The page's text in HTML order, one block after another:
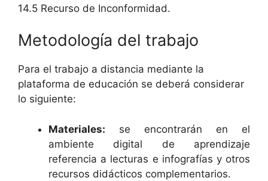
14.5 Recurso de Inconformidad.
Metodología del trabajo
Para el trabajo a distancia mediante la
plataforma de educación se deberá considerar
lo siguiente:
Materiales: se encontrarán en el
ambiente digital de aprendizaje
referencia a lecturas e infografías y otros
recursos didácticos complementarios.